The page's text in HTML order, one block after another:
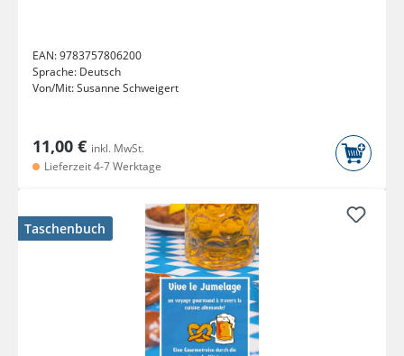
EAN:9783757806200
Sprache: Deutsch
Von/Mit:Susanne Schweigert
11,00 € inkl. MwSt.
Lieferzeit 4-7 Werktage
Taschenbuch